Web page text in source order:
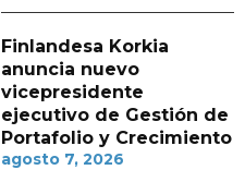
Finlandesa Korkia
anuncia nuevo
vicepresidente
ejecutivo de Gestión de
Portafolio y Crecimiento
agosto 7, 2026